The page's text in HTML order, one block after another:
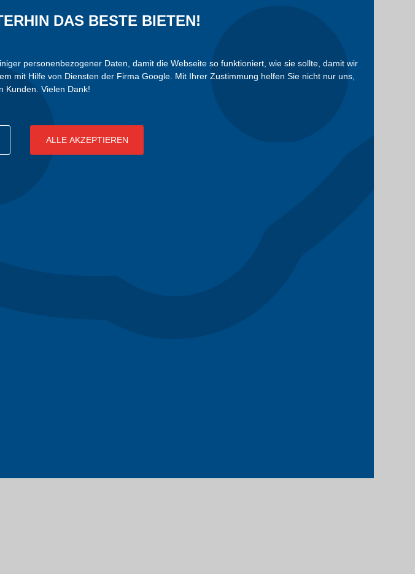
DAS BESTE BIETEN!
personenbezogener Daten, damit die Webseite so funktioniert, wie sie sollte, damit wir
mit Hilfe von Diensten der Firma Google. Mit Ihrer Zustimmung helfen Sie nicht nur uns,
Kunden. Vielen Dank!
ALLE AKZEPTIEREN